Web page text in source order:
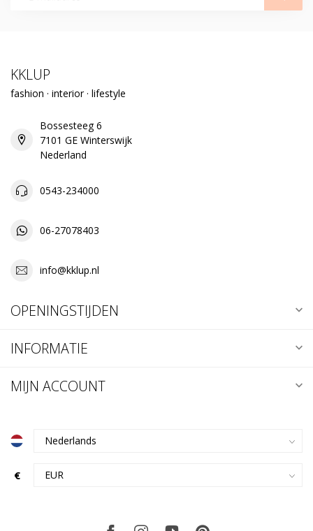
KKLUP
fashion · interior · lifestyle
Bossesteeg 6
7101 GE Winterswijk
Nederland
0543-234000
06-27078403
info@kklup.nl
OPENINGSTIJDEN
INFORMATIE
MIJN ACCOUNT
€